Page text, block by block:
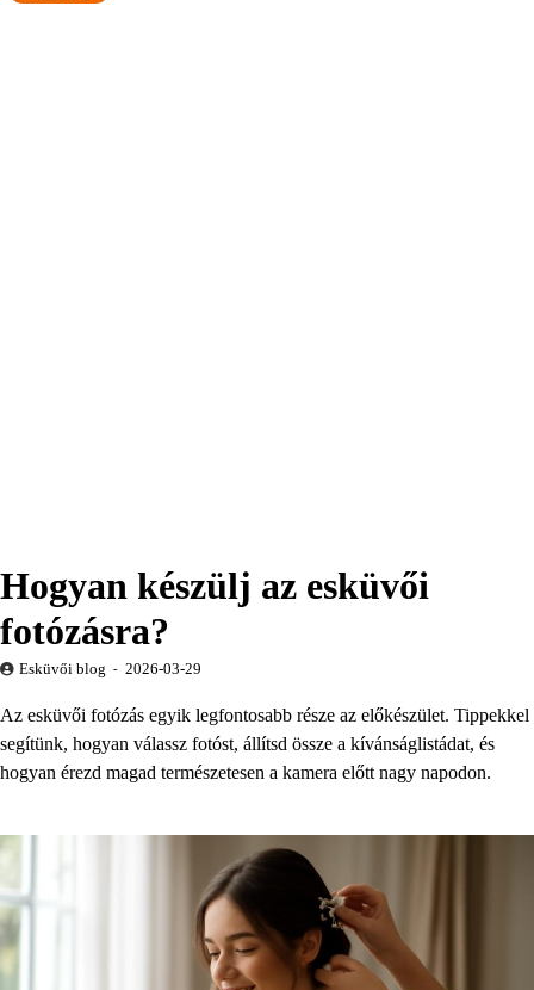
Hogyan készülj az esküvői
fotózásra?
Esküvői blog 2026-03-29
Az esküvői fotózás egyik legfontosabb része az előkészület. Tippekkel
segítünk, hogyan válassz fotóst, állítsd össze a kívánságlistádat, és
hogyan érezd magad természetesen a kamera előtt nagy napodon.